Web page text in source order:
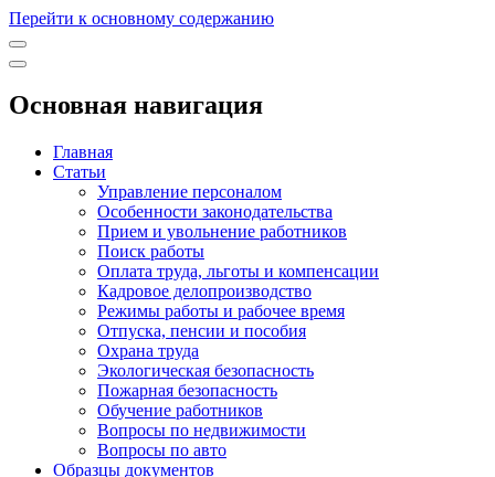
Перейти к основному содержанию
Основная навигация
Главная
Статьи
Управление персоналом
Особенности законодательства
Прием и увольнение работников
Поиск работы
Оплата труда, льготы и компенсации
Кадровое делопроизводство
Режимы работы и рабочее время
Отпуска, пенсии и пособия
Охрана труда
Экологическая безопасность
Пожарная безопасность
Обучение работников
Вопросы по недвижимости
Вопросы по авто
Образцы документов